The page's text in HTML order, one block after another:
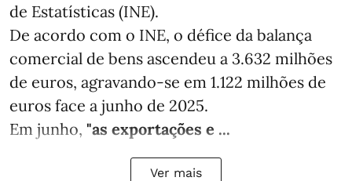
de Estatísticas (INE).
De acordo com o INE, o défice da balança
comercial de bens ascendeu a 3.632 milhões
de euros, agravando-se em 1.122 milhões de
euros face a junho de 2025.
Em junho, "as exportações e ...
Ver mais